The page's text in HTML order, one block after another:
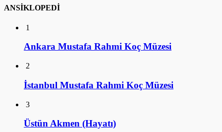
ANSİKLOPEDİ
1
Ankara Mustafa Rahmi Koç Müzesi
2
İstanbul Mustafa Rahmi Koç Müzesi
3
Üstün Akmen (Hayatı)